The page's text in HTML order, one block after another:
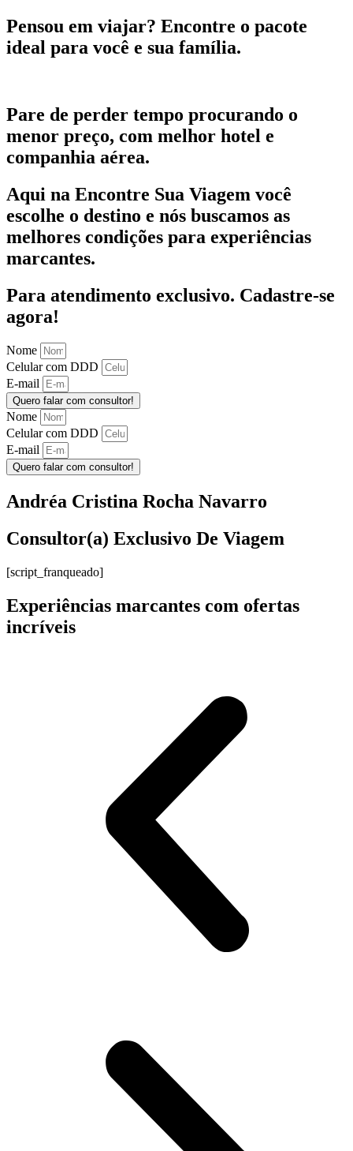
Pensou em viajar? Encontre o pacote
ideal para você e sua família.
Pare de perder tempo procurando o
menor preço, com melhor hotel e
companhia aérea.
Aqui na Encontre Sua Viagem você
escolhe o destino e nós buscamos as
melhores condições para experiências
marcantes.
Para atendimento exclusivo. Cadastre-se
agora!
Nome
Celular com DDD
E-mail
Quero falar com consultor!
Nome
Celular com DDD
E-mail
Quero falar com consultor!
Andréa Cristina Rocha Navarro
Consultor(a) Exclusivo De Viagem
[script_franqueado]
Experiências marcantes com ofertas
incríveis